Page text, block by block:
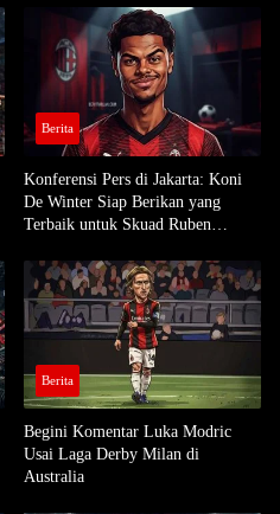
Berita
Konferensi Pers di Jakarta: Koni
De Winter Siap Berikan yang
Terbaik untuk Skuad Ruben
Berita
Begini Komentar Luka Modric
Usai Laga Derby Milan di
Australia